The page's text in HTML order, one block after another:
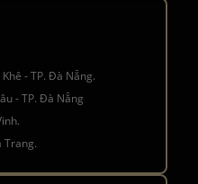
- TP. Đà Nẵng.
- TP. Đà Nẵng
Trang.